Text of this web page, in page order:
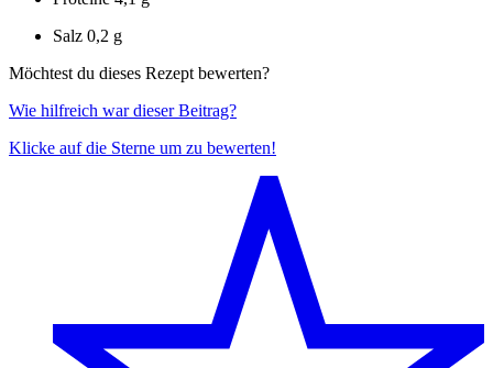
Salz 0,2 g
Möchtest du dieses Rezept bewerten?
Wie hilfreich war dieser Beitrag?
Klicke auf die Sterne um zu bewerten!